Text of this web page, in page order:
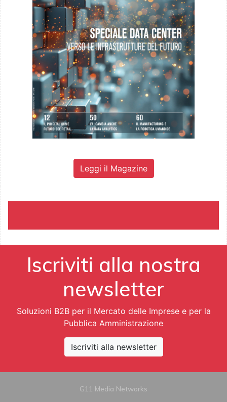
Leggi il Magazine
Iscriviti alla nostra
newsletter
Soluzioni B2B per il Mercato delle Imprese e per la
Pubblica Amministrazione
Iscriviti alla newsletter
G11 Media Networks